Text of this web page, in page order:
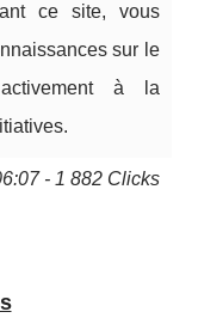
ce site, vous
sur le
à la
- 1 882 Clicks